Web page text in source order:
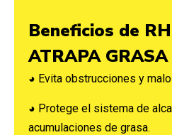
Beneficios de
ATRAPA GRASA
◕ Evita obstrucciones y
◕ Protege el sistema de
acumulaciones de grasa.